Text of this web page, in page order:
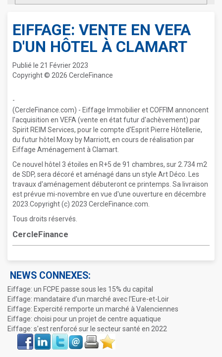
EIFFAGE: VENTE EN VEFA
D'UN HÔTEL À CLAMART
Publié le 21 Février 2023
Copyright © 2026 CercleFinance
-
(CercleFinance.com) - Eiffage Immobilier et COFFIM annoncent
l'acquisition en VEFA (vente en état futur d'achèvement) par
Spirit REIM Services, pour le compte d'Esprit Pierre Hôtellerie,
du futur hôtel Moxy by Marriott, en cours de réalisation par
Eiffage Aménagement à Clamart.
Ce nouvel hôtel 3 étoiles en R+5 de 91 chambres, sur 2.734 m2
de SDP, sera décoré et aménagé dans un style Art Déco. Les
travaux d'aménagement débuteront ce printemps. Sa livraison
est prévue mi-novembre en vue d'une ouverture en décembre
2023.Copyright (c) 2023 CercleFinance.com.
Tous droits réservés.
CercleFinance
NEWS CONNEXES:
Eiffage: un FCPE passe sous les 15% du capital
Eiffage: mandataire d'un marché avec l'Eure-et-Loir
Eiffage: Expercité remporte un marché à Valenciennes
Eiffage: choisi pour un projet de centre aquatique
Eiffage: s'est renforcé sur le secteur santé en 2022
Face
book
LinkIn Twitter Envoyer ImprimerFavoris